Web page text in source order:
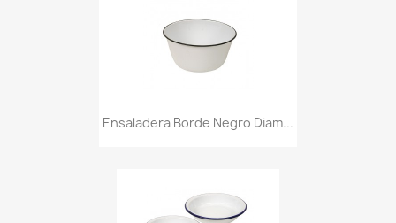
Ensaladera Borde Negro Diam...